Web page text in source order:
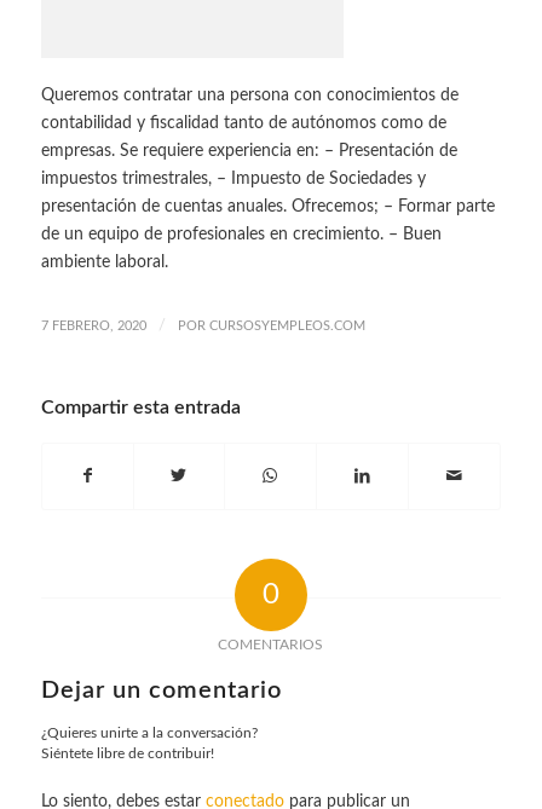
Queremos contratar una persona con conocimientos de
contabilidad y fiscalidad tanto de autónomos como de
empresas. Se requiere experiencia en: – Presentación de
impuestos trimestrales, – Impuesto de Sociedades y
presentación de cuentas anuales. Ofrecemos; – Formar parte
de un equipo de profesionales en crecimiento. – Buen
ambiente laboral.
7 FEBRERO, 2020 / POR CURSOSYEMPLEOS.COM
Compartir esta entrada
0
COMENTARIOS
Dejar un comentario
¿Quieres unirte a la conversación?
Siéntete libre de contribuir!
Lo siento, debes estar conectadopara publicar un